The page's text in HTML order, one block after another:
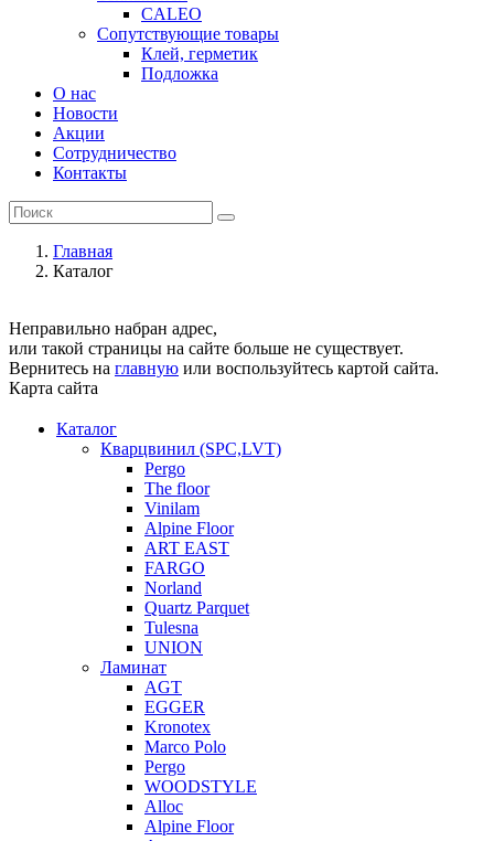
CALEO
Сопутствующие товары
Клей, герметик
Подложка
О нас
Новости
Акции
Сотрудничество
Контакты
Главная
Каталог
Неправильно набран адрес,
или такой страницы на сайте больше не существует.
Вернитесь на главную или воспользуйтесь картой сайта.
Карта сайта
Каталог
Кварцвинил (SPC,LVT)
Pergo
The floor
Vinilam
Alpine Floor
ART EAST
FARGO
Norland
Quartz Parquet
Tulesna
UNION
Ламинат
AGT
EGGER
Kronotex
Marco Polo
Pergo
WOODSTYLE
Alloc
Alpine Floor